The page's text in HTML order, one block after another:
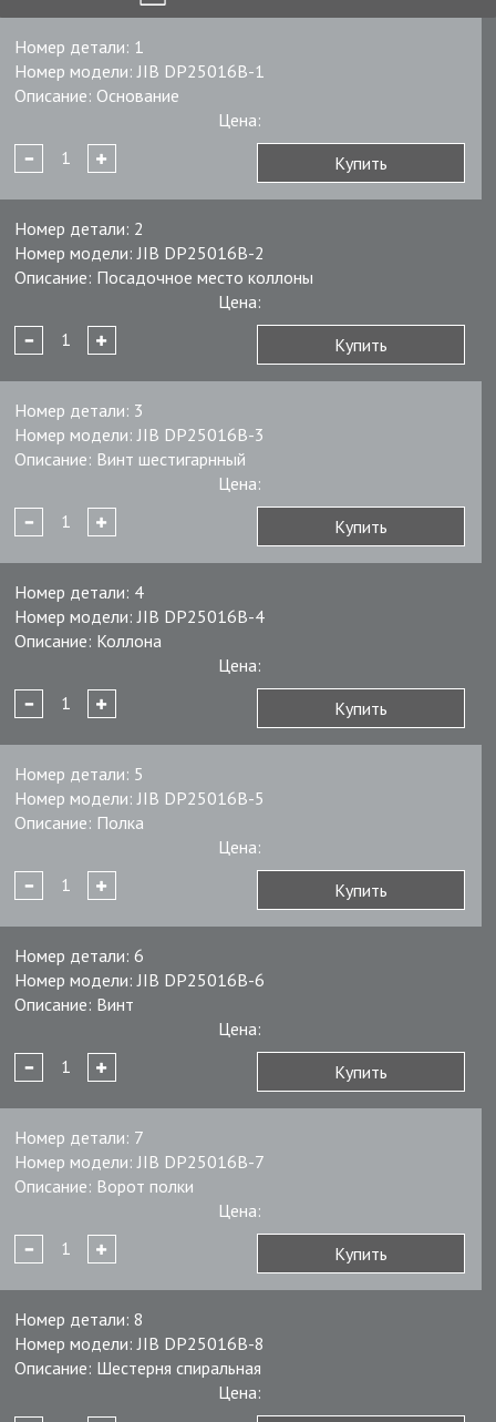
Номер детали: 1
Номер модели: JIB DP25016B-1
Описание: Основание
Цена:
Купить
Номер детали: 2
Номер модели: JIB DP25016B-2
Описание: Посадочное место коллоны
Цена:
Купить
Номер детали: 3
Номер модели: JIB DP25016B-3
Описание: Винт шестигарнный
Цена:
Купить
Номер детали: 4
Номер модели: JIB DP25016B-4
Описание: Коллона
Цена:
Купить
Номер детали: 5
Номер модели: JIB DP25016B-5
Описание: Полка
Цена:
Купить
Номер детали: 6
Номер модели: JIB DP25016B-6
Описание: Винт
Цена:
Купить
Номер детали: 7
Номер модели: JIB DP25016B-7
Описание: Ворот полки
Цена:
Купить
Номер детали: 8
Номер модели: JIB DP25016B-8
Описание: Шестерня спиральная
Цена: